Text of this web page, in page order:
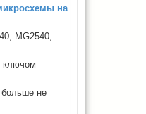
на
MG2540,
ключом
больше не